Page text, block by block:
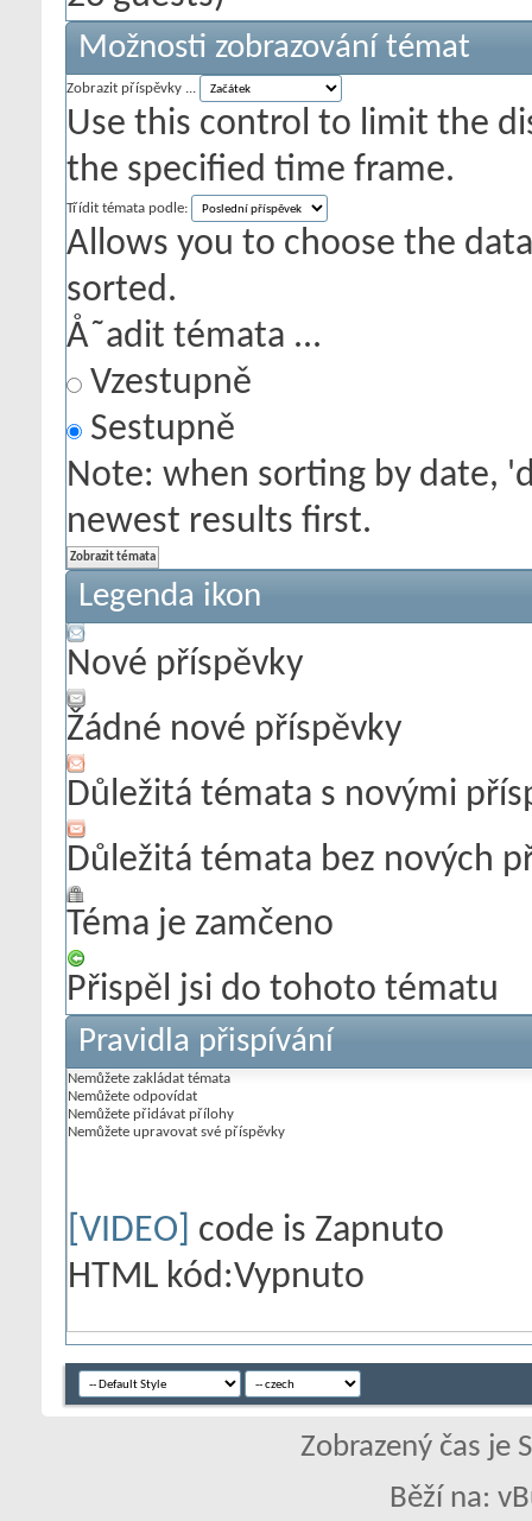
Možnosti zobrazování témat
Zobrazit příspěvky ...
Use this control to limit the
the specified time frame.
Třídit témata podle:
Allows you to choose the
sorted.
Å˜adit témata ...
Vzestupně
Sestupně
Note: when sorting by date,
newest results first.
Legenda ikon
Nové příspěvky
Žádné nové příspěvky
Důležitá témata s novými
Důležitá témata bez nových
Téma je zamčeno
Přispěl jsi do tohoto tématu
Pravidla přispívání
Nemůžete zakládat témata
Nemůžete odpovídat
Nemůžete přidávat přílohy
Nemůžete upravovat své příspěvky
[VIDEO] code is Zapnuto
HTML kód:Vypnuto
Zobrazený čas je
Běží na: